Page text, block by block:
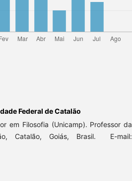
Federal de Catalão
em Filosofia (Unicamp). Professor da
Catalão, Goiás, Brasil. E-mail: